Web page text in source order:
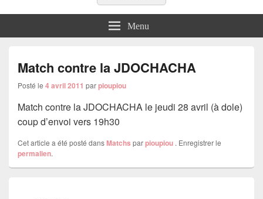
Menu
Match contre la JDOCHACHA
Posté le 4 avril 2011 parpioupiou
Match contre la JDOCHACHA le jeudi 28 avril (à dole)
coup d’envoi vers 19h30
Cet article a été posté dansMatchs parpioupiou . Enregistrer le
permalien.